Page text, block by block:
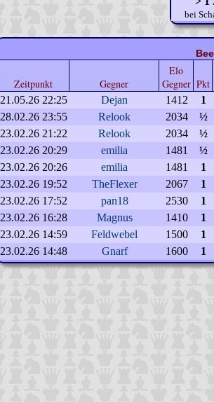
bei
Zeitpunkt Gegner
Elo
Gegner Pkt
21.05.26 22:25 Dejan 1412
1
28.02.26 23:55
Relook 2034
½
23.02.26 21:22
Relook 2034
½
23.02.26 20:29
emilia 1481
½
23.02.26 20:26
emilia 1481
1
23.02.26 19:52
TheFlexer 2067
1
23.02.26 17:52
pan18 2530
1
23.02.26 16:28
Magnus 1410
1
23.02.26 14:59
Feldwebel 1500
1
23.02.26 14:48
Gnarf 1600 1